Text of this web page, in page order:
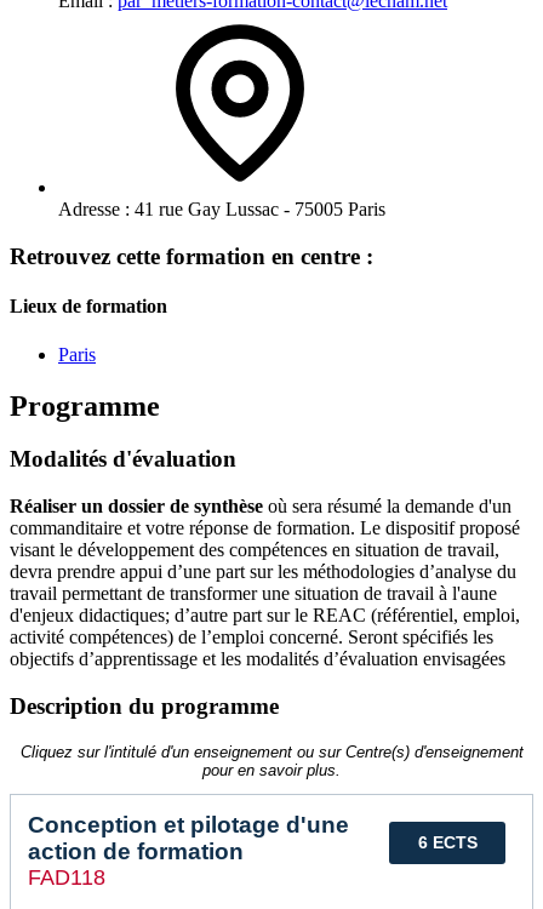
Adresse : 41 rue Gay Lussac - 75005 Paris
Retrouvez cette formation en centre :
Lieux de formation
Paris
Programme
Modalités d'évaluation
Réaliser un dossier de synthèse où sera résumé la demande d'un
commanditaire et votre réponse de formation. Le dispositif proposé
visant le développement des compétences en situation de travail,
devra prendre appui d’une part sur les méthodologies d’analyse du
travail permettant de transformer une situation de travail à l'aune
d'enjeux didactiques; d’autre part sur le REAC (référentiel, emploi,
activité compétences) de l’emploi concerné. Seront spécifiés les
objectifs d’apprentissage et les modalités d’évaluation envisagées
Description du programme
Cliquez sur l'intitulé d'un enseignement ou sur Centre(s) d'enseignement
pour en savoir plus.
6 ECTS
Conception et pilotage d'une
action de formation
FAD118